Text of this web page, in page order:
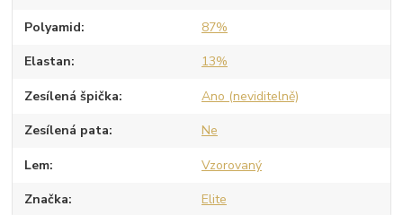
Polyamid 87%
Elastan 13%
Zesílená špička Ano (neviditelně)
Zesílená pata Ne
Lem Vzorovaný
Značka Elite